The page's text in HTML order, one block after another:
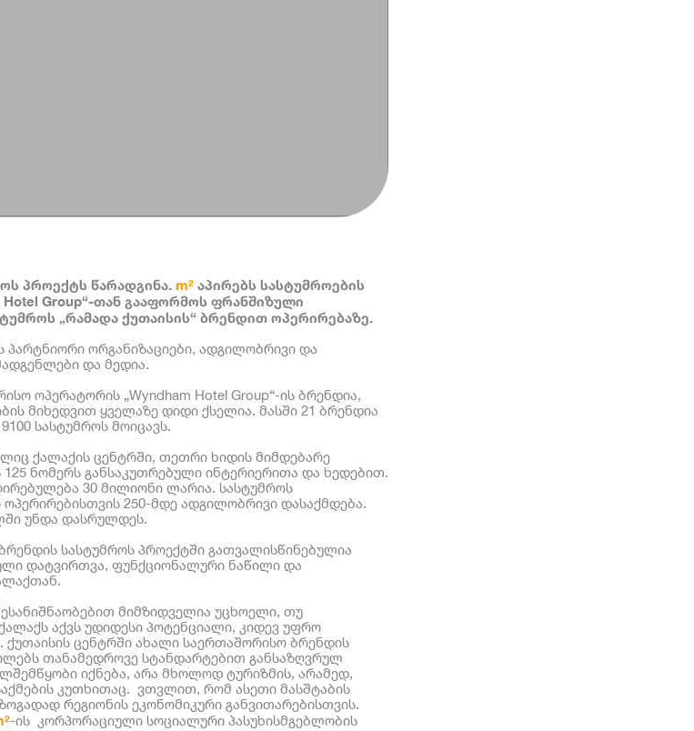
პროექტს წარადგინა. m² აპირებს სასტუმროების
Hotel Group“-თან გააფორმოს ფრანშიზული
„რამადა ქუთაისის“ ბრენდით ოპერირებაზე.
პარტნიორი ორგანიზაციები, ადგილობრივი და
და მედია.
ოპერატორის „Wyndham Hotel Group“-ის ბრენდია,
მიხედვით ყველაზე დიდი ქსელია. მასში 21 ბრენდია
სასტუმროს მოიცავს.
ქალაქის ცენტრში, თეთრი ხიდის მიმდებარე
125 ნომერს განსაკუთრებული ინტერიერითა და ხედებით.
30 მილიონი ლარია. სასტუმროს
250-მდე ადგილობრივი დასაქმდება.
უნდა დასრულდეს.
სასტუმროს პროექტში გათვალისწინებულია
დატვირთვა, ფუნქციონალური ნაწილი და
მიმზიდველია უცხოელი, თუ
აქვს უდიდესი პოტენციალი, კიდევ უფრო
ცენტრში ახალი საერთაშორისო ბრენდის
თანამედროვე სტანდარტებით განსაზღვრულ
იქნება, არა მხოლოდ ტურიზმის, არამედ,
კუთხითაც. ვთვლით, რომ ასეთი მასშტაბის
რეგიონის ეკონომიკური განვითარებისთვის.
-ის კორპორაციული სოციალური პასუხისმგებლობის